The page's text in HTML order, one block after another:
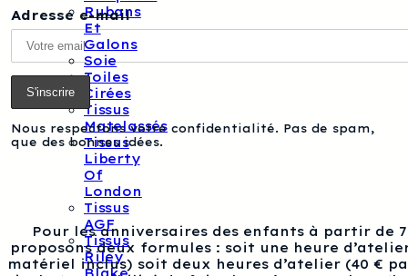
Rubans
Et
Galons
Soie
Toiles
Cirées
Tissus
Matelassés
Tissus
Liberty
Of
London
Tissus
AGF
Tissus
Riley
Adresse e-mail
Nous respectons votre confidentialité. Pas de spam,
que des bonnes idées.
Pour les anniversaires des enfants à partir de
proposons deux formules : soit une heure
matériel inclus) soit deux heures d’atelier (40 €